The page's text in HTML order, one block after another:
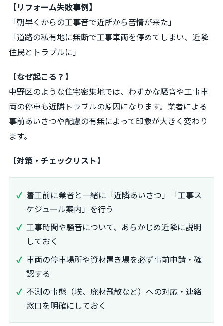
【リフォーム失敗事例】
「朝早くからの工事音で近所から苦情が来た」
「道路の私有地に無断で工事車両を停めてしまい、近隣
住民とトラブルに」
【なぜ起こる？】
中野区のような住宅密集地では、わずかな騒音や工事車
両の停車も近隣トラブルの原因になります。業者による
事前あいさつや配慮の有無によって印象が大きく変わり
ます。
【対策・チェックリスト】
着工前に業者と一緒に「近隣あいさつ」「工事ス
ケジュール案内」を行う
工事時間や騒音について、あらかじめ近隣に説明
しておく
車両の停車場所や資材置き場を必ず事前申請・確
認する
不測の事態（埃、廃材飛散など）への対応・連絡
窓口を明確にしておく